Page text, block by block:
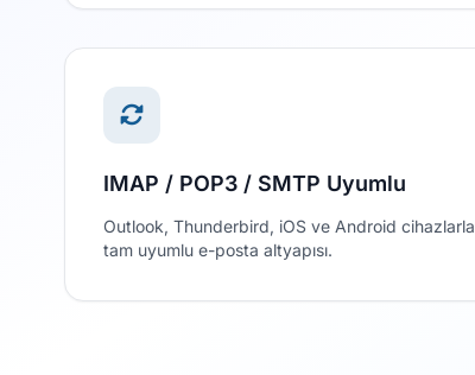
IMAP / POP3 / SMTP Uyumlu
Outlook, Thunderbird, iOS ve Android cihazlarla
tam uyumlu e-posta altyapısı.